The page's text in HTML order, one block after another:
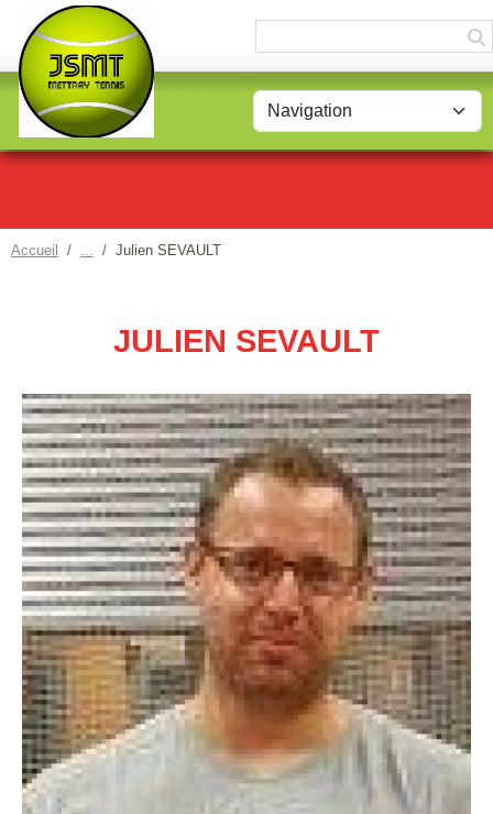
Accueil Julien SEVAULT
JULIEN SEVAULT
Panneau de gestion des cookies